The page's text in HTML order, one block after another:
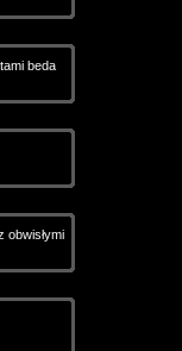
beda
obwisłymi